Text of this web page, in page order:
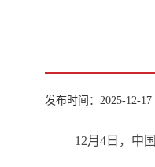
发布时间：2025-12-17
12月4日，中